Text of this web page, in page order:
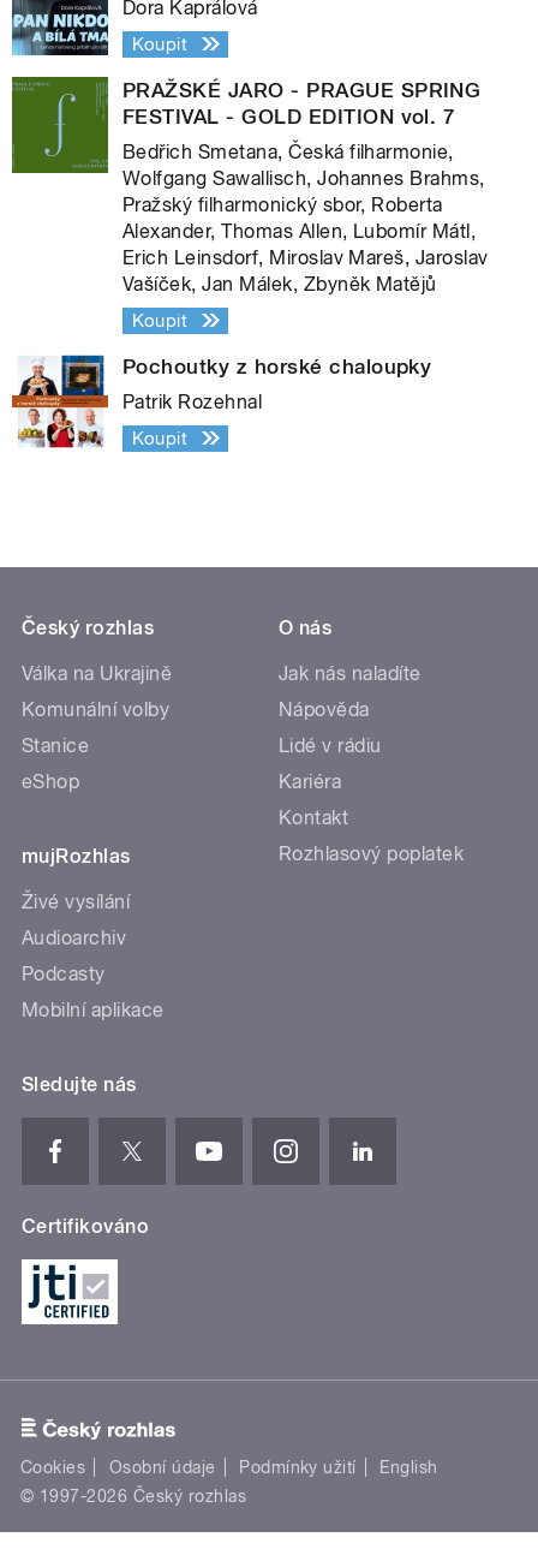
Dora Kaprálová
Koupit
PRAŽSKÉ JARO - PRAGUE SPRING
FESTIVAL - GOLD EDITION vol. 7
Bedřich Smetana, Česká filharmonie,
Wolfgang Sawallisch, Johannes Brahms,
Pražský filharmonický sbor, Roberta
Alexander, Thomas Allen, Lubomír Mátl,
Erich Leinsdorf, Miroslav Mareš, Jaroslav
Vašíček, Jan Málek, Zbyněk Matějů
Koupit
Pochoutky z horské chaloupky
Patrik Rozehnal
Koupit
Český rozhlas
Válka na Ukrajině
Komunální volby
Stanice
eShop
mujRozhlas
Živé vysílání
Audioarchiv
Podcasty
Mobilní aplikace
O nás
Jak nás naladíte
Nápověda
Lidé v rádiu
Kariéra
Kontakt
Rozhlasový poplatek
Sledujte nás
Certifikováno
Cookies Osobní údaje Podmínky užití
English
© 1997-2026 Český rozhlas